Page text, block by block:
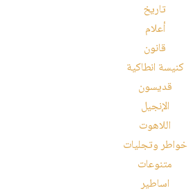
تاريخ
أعلام
قانون
كنيسة انطاكية
قديسون
الإنجيل
اللاهوت
خواطر وتجليات
متنوعات
اساطير